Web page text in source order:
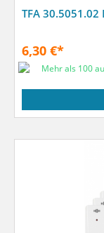
TFA
6,30 €*
Mehr als 100